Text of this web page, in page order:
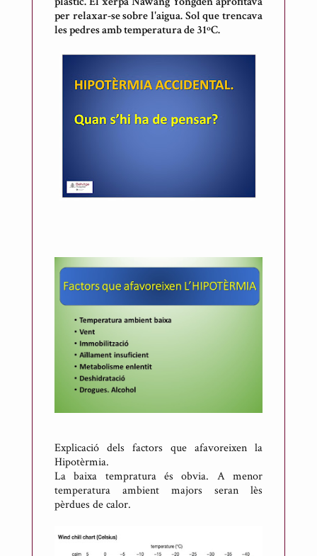
per relaxar-se sobre l'aigua. Sol que trencava
les pedres amb temperatura de 31ºC.
Explicació dels factors que afavoreixen la
Hipotèrmia.
La baixa tempratura és obvia. A menor
temperatura ambient majors seran lès
pèrdues de calor.